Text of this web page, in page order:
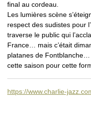
final au cordeau.
Les lumières scène
respect des sudistes pour
traverse le public qui
France… mais c’était
platanes de
cette saison pour cette
https://www.charlie-